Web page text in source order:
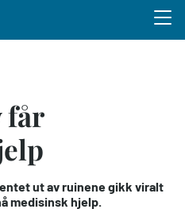
får
ut av ruinene gikk viralt
medisinsk hjelp.